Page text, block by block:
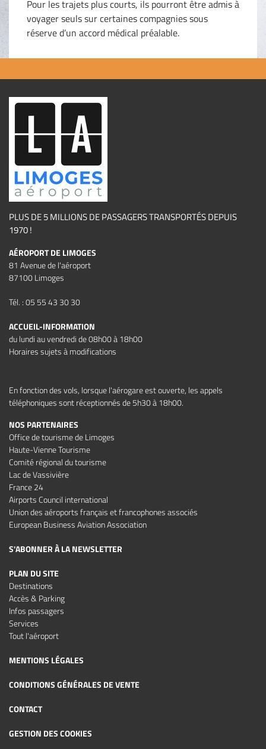
Pour les trajets plus courts, ils pourront être admis à
voyager seuls sur certaines compagnies sous
réserve d’un accord médical préalable.
PLUS DE 5 MILLIONS DE PASSAGERS TRANSPORTÉS DEPUIS
1970 !
AÉROPORT DE LIMOGES
81 Avenue de l'aéroport
87100 Limoges
Tél. : 05 55 43 30 30
ACCUEIL-INFORMATION
du lundi au vendredi de 08h00 à 18h00
Horaires sujets à modifications
En fonction des vols, lorsque l'aérogare est ouverte, les appels
téléphoniques sont réceptionnés de 5h30 à 18h00.
NOS PARTENAIRES
Office de tourisme de Limoges
Haute-Vienne Tourisme
Comité régional du tourisme
Lac de Vassivière
France 24
Airports Council international
Union des aéroports français et francophones associés
European Business Aviation Association
S'ABONNER À LA NEWSLETTER
PLAN DU SITE
Destinations
Accès & Parking
Infos passagers
Services
Tout l'aéroport
MENTIONS LÉGALES
CONDITIONS GÉNÉRALES DE VENTE
CONTACT
GESTION DES COOKIES